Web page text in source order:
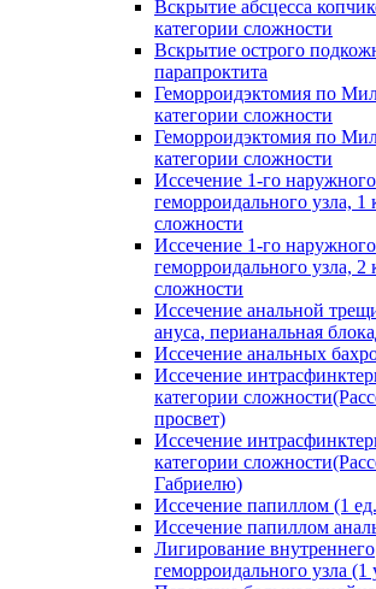
Вскрытие абсцесса
категории сложности
Вскрытие острого
парапроктита
Геморроидэктомия по
категории сложности
Геморроидэктомия по
категории сложности
Иссечение 1-го наружного
геморроидального узла, 1
сложности
Иссечение 1-го наружного
геморроидального узла, 2
сложности
Иссечение анальной
ануса, перианальная
Иссечение анальных
Иссечение
категории
просвет)
Иссечение
категории
Габриелю)
Иссечение папиллом (1
Иссечение папиллом
Лигирование внутреннего
геморроидального узла (1